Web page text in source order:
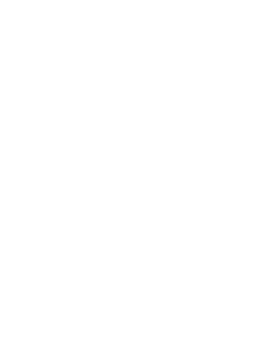
步行即可到達穆爾瓦拉的俱樂
諾聯排別墅 1 號都能為您提供空